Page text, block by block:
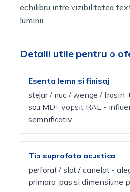
echilibru intre vizibilitatea
luminii.
Detalii utile pentru o
Esenta lemn si finisaj
stejar / nuc / wenge / frasin
sau MDF vopsit RAL -
semnificativ
Tip suprafata acustica
perforat / slot / canelat -
primara; pas si dimensiune